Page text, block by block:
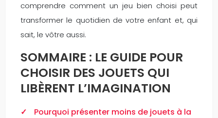
comprendre comment un jeu bien choisi peut
transformer le quotidien de votre enfant et, qui
sait, le vôtre aussi.
SOMMAIRE : LE GUIDE POUR
CHOISIR DES JOUETS QUI
LIBÈRENT L’IMAGINATION
Pourquoi présenter moins de jouets à la